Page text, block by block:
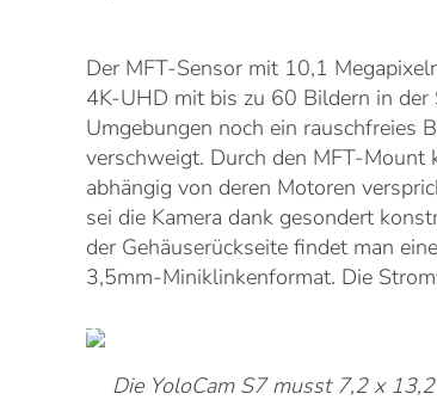
Der MFT-Sensor mit 10,1
4K-UHD mit bis zu 60 Bildern in der
Umgebungen noch ein rauschfreies
verschweigt. Durch den MFT-Mount
abhängig von deren Motoren
sei die Kamera dank gesondert
der Gehäuserückseite findet man
3,5mm-Miniklinkenformat. Die
Die YoloCam S7 musst 7,2 x